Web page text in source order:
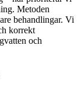
Metoden
behandlingar. Vi
korrekt
och